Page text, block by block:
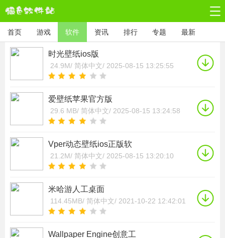
首页 游戏 软件 资讯 排行 专题 最新
时光壁纸ios版
24.9M/ 简体中文/ 2025-08-15 13:25:55
爱壁纸苹果官方版
29.6 MB/ 简体中文/ 2025-08-15 13:24:58
Vper动态壁纸ios正版软
21.2M/ 简体中文/ 2025-08-15 13:20:10
米哈游人工桌面
114.45MB/ 简体中文/ 2021-10-22 12:42:01
Wallpaper Engine创意工